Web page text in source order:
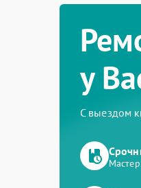
у
С выездом